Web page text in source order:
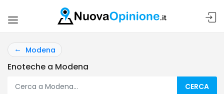
Modena
Enoteche a Modena
CERCA